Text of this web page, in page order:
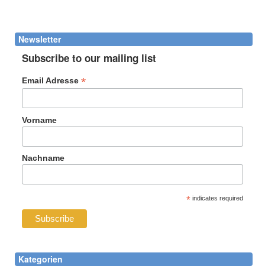
Newsletter
Subscribe to our mailing list
Email Adresse*
Vorname
Nachname
* indicates required
Kategorien